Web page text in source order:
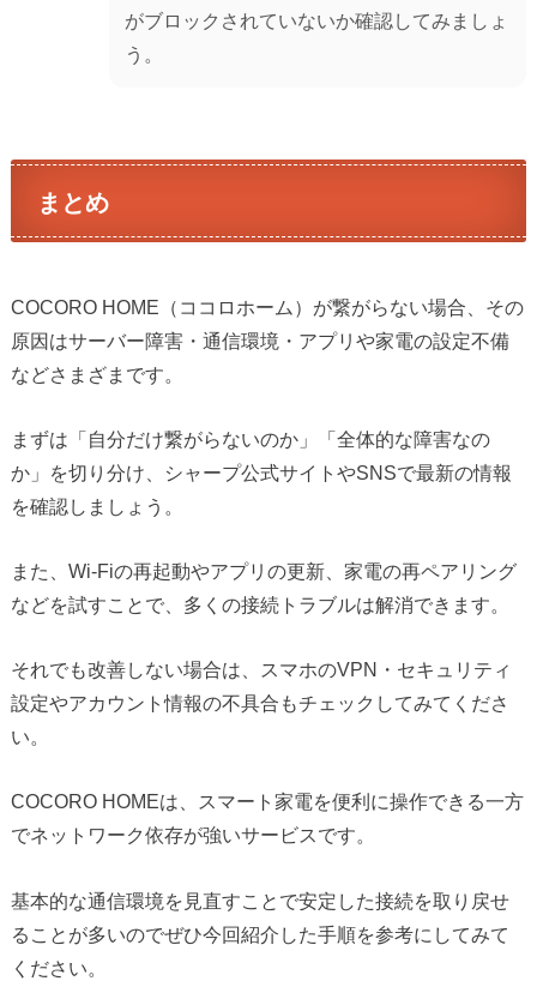
がブロックされていないか確認してみましょ
う。
まとめ
COCORO HOME（ココロホーム）が繋がらない場合、その
原因はサーバー障害・通信環境・アプリや家電の設定不備
などさまざまです。
まずは「自分だけ繋がらないのか」「全体的な障害なの
か」を切り分け、シャープ公式サイトやSNSで最新の情報
を確認しましょう。
また、Wi-Fiの再起動やアプリの更新、家電の再ペアリング
などを試すことで、多くの接続トラブルは解消できます。
それでも改善しない場合は、スマホのVPN・セキュリティ
設定やアカウント情報の不具合もチェックしてみてくださ
い。
COCORO HOMEは、スマート家電を便利に操作できる一方
でネットワーク依存が強いサービスです。
基本的な通信環境を見直すことで安定した接続を取り戻せ
ることが多いのでぜひ今回紹介した手順を参考にしてみて
ください。